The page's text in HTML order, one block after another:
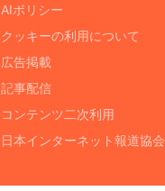
AIポリシー
クッキーの利用について
広告掲載
記事配信
コンテンツ二次利用
日本インターネット報道協会